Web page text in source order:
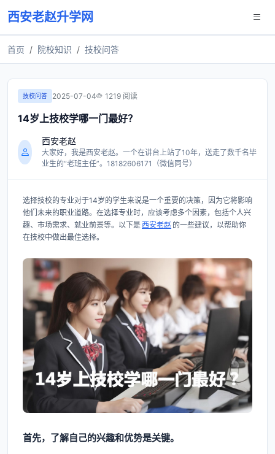
西安老赵升学网
首页 院校知识 技校问答
技校问答 2025-07-04 1219 阅读
14岁上技校学哪一门最好？
西安老赵
大家好，我是西安老赵。一个在讲台上站了10年，送走了数千名毕
业生的“老班主任”。18182606171（微信同号）
选择技校的专业对于14岁的学生来说是一个重要的决策，因为它将影响
他们未来的职业道路。在选择专业时，应该考虑多个因素，包括个人兴
趣、市场需求、就业前景等。以下是西安老赵 的一些建议，以帮助你
在技校中做出最佳选择。
首先，了解自己的兴趣和优势是关键。